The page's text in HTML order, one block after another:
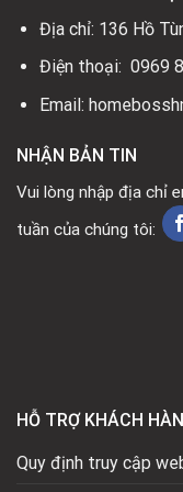
Địa chỉ: 136 Hồ
Điện thoại: 0969
Email:
NHẬN BẢN TIN
Vui lòng nhập địa chỉ
tuần của chúng tôi:
HỖ TRỢ KHÁCH
Quy định truy cập